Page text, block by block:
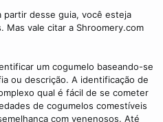
partir desse guia, você esteja
Mas vale citar a Shroomery.com
um cogumelo baseando-se
ou descrição. A identificação de
qual é fácil de se cometer
de cogumelos comestíveis
com venenosos. Até